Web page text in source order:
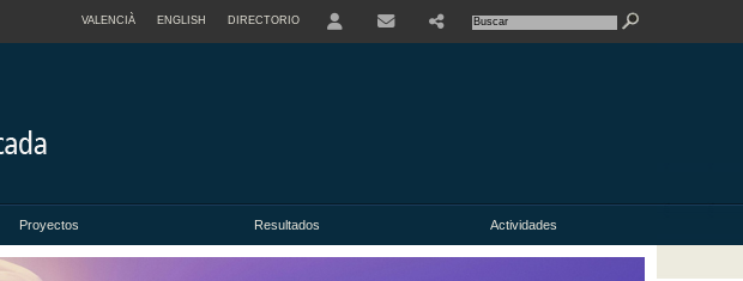
VALENCIÀ ENGLISH DIRECTORIO
Proyectos Resultados Actividades